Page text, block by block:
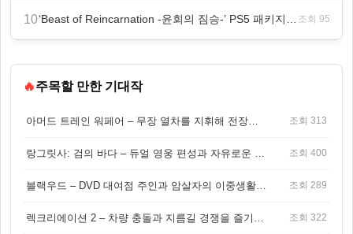
10 조회 95
🔥주목할 만한 기대작
조회 313
조회 400
조회 289
조회 322